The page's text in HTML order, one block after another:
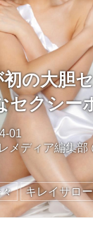
の大胆
セクシー
01
メディア編集部
キレイサロ